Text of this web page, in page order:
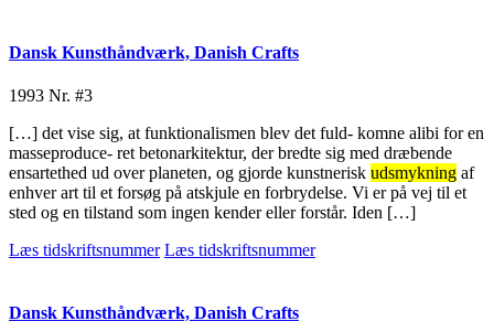
Dansk Kunsthåndværk, Danish Crafts
1993 Nr. #3
[…] det vise sig, at funktionalismen blev det fuld- komne alibi for en
masseproduce- ret betonarkitektur, der bredte sig med dræbende
ensartethed ud over planeten, og gjorde kunstnerisk udsmykning af
enhver art til et forsøg på atskjule en forbrydelse. Vi er på vej til et
sted og en tilstand som ingen kender eller forstår. Iden […]
Læs tidskriftsnummer Læs tidskriftsnummer
Dansk Kunsthåndværk, Danish Crafts